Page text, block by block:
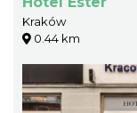
Kraków
0.44 km